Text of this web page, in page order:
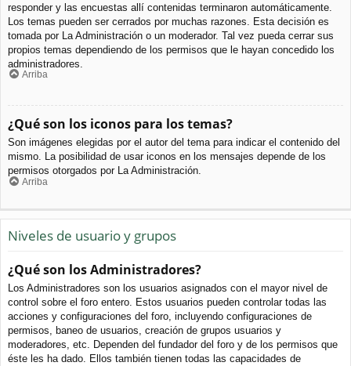
responder y las encuestas allí contenidas terminaron automáticamente.
Los temas pueden ser cerrados por muchas razones. Esta decisión es
tomada por La Administración o un moderador. Tal vez pueda cerrar sus
propios temas dependiendo de los permisos que le hayan concedido los
administradores.
Arriba
¿Qué son los iconos para los temas?
Son imágenes elegidas por el autor del tema para indicar el contenido del
mismo. La posibilidad de usar iconos en los mensajes depende de los
permisos otorgados por La Administración.
Arriba
Niveles de usuario y grupos
¿Qué son los Administradores?
Los Administradores son los usuarios asignados con el mayor nivel de
control sobre el foro entero. Estos usuarios pueden controlar todas las
acciones y configuraciones del foro, incluyendo configuraciones de
permisos, baneo de usuarios, creación de grupos usuarios y
moderadores, etc. Dependen del fundador del foro y de los permisos que
éste les ha dado. Ellos también tienen todas las capacidades de